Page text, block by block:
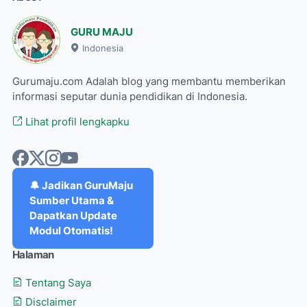
GURU MAJU
Indonesia
Gurumaju.com Adalah blog yang membantu memberikan
informasi seputar dunia pendidikan di Indonesia.
Lihat profil lengkapku
🔔 Jadikan GuruMaju
Sumber Utama &
Dapatkan Update
Modul Otomatis!
Halaman
Tentang Saya
Disclaimer